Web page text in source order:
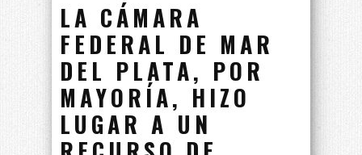
LA CÁMARA
FEDERAL DE MAR
DEL PLATA, POR
MAYORÍA, HIZO
LUGAR A UN